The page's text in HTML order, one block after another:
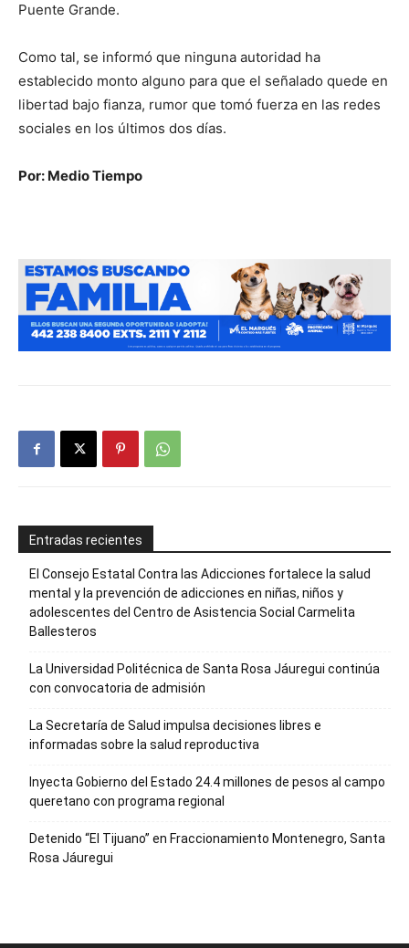
Puente Grande.
Como tal, se informó que ninguna autoridad ha
establecido monto alguno para que el señalado quede en
libertad bajo fianza, rumor que tomó fuerza en las redes
sociales en los últimos dos días.
Por: Medio Tiempo
Entradas recientes
El Consejo Estatal Contra las Adicciones fortalece la salud
mental y la prevención de adicciones en niñas, niños y
adolescentes del Centro de Asistencia Social Carmelita
Ballesteros
La Universidad Politécnica de Santa Rosa Jáuregui continúa
con convocatoria de admisión
La Secretaría de Salud impulsa decisiones libres e
informadas sobre la salud reproductiva
Inyecta Gobierno del Estado 24.4 millones de pesos al campo
queretano con programa regional
Detenido “El Tijuano” en Fraccionamiento Montenegro, Santa
Rosa Jáuregui